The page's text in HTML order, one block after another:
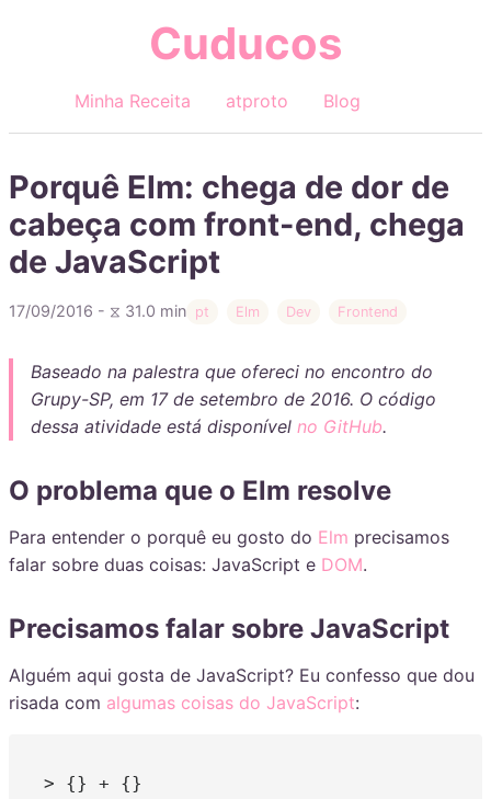
Cuducos
Minha Receita atproto Blog
Porquê Elm: chega de dor de
cabeça com front-end, chega
de JavaScript
17/09/2016 - ⧖ 31.0 min pt Elm Dev Frontend
Baseado na palestra que ofereci no encontro do
Grupy-SP, em 17 de setembro de 2016. O código
dessa atividade está disponível no GitHub.
O problema que o Elm resolve
Para entender o porquê eu gosto do Elm precisamos
falar sobre duas coisas: JavaScript e DOM.
Precisamos falar sobre JavaScript
Alguém aqui gosta de JavaScript? Eu confesso que dou
risada com algumas coisas do JavaScript: